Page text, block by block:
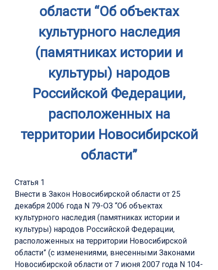
области “Об объектах
культурного наследия
(памятниках истории и
культуры) народов
Российской Федерации,
расположенных на
территории Новосибирской
области”
Статья 1
Внести в Закон Новосибирской области от 25
декабря 2006 года N 79-ОЗ “Об объектах
культурного наследия (памятниках истории и
культуры) народов Российской Федерации,
расположенных на территории Новосибирской
области” (с изменениями, внесенными Законами
Новосибирской области от 7 июня 2007 года N 104-